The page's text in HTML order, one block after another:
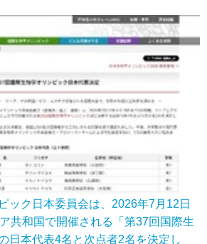
ック日本委員会は、2026年7月12日
共和国で開催される「第37回国際生
日本代表4名と次点者2名を決定し